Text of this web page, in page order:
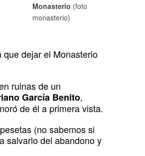
Monasterio (foto
monasterio)
dejar el Monasterio
ruinas de un
García Benito,
de él a primera vista.
(no sabemos si
salvarlo del abandono y